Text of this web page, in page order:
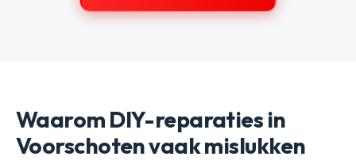
Waarom DIY-reparaties in
Voorschoten vaak mislukken